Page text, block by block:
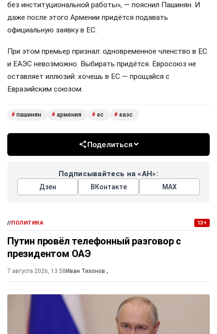
без институциональной работы», — пояснил Пашинян. И
даже после этого Армении придётся подавать
официальную заявку в ЕС.
При этом премьер признал: одновременное членство в ЕС
и ЕАЭС невозможно. Выбирать придётся. Евросоюз не
оставляет иллюзий: хочешь в ЕС — прощайся с
Евразийским союзом.
# пашинян # армения # ес # еаэс
Поделиться
Подписывайтесь на «АН»:
Дзен ВКонтакте МАХ
//ПОЛИТИКА 13+
Путин провёл телефонный разговор с
президентом ОАЭ
7 августа 2026, 13:58Иван Тихонов ,